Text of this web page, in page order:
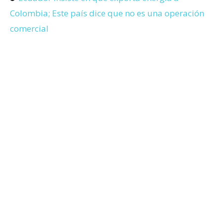
Colombia; Este país dice que no es una operación
comercial